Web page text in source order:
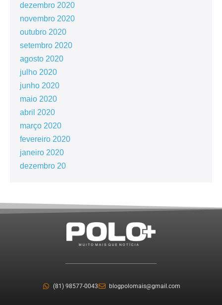
dezembro 2020
novembro 2020
outubro 2020
setembro 2020
agosto 2020
julho 2020
junho 2020
maio 2020
abril 2020
março 2020
fevereiro 2020
janeiro 2020
dezembro 20
(81) 98577-0043 blogpolomais@gmail.com